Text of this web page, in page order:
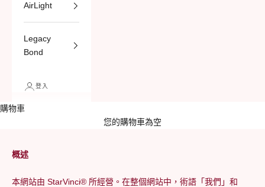
AirLight
Legacy
Bond
登入
購物車
您的購物車為空
概述
本網站由 StarVinci® 所經營。在整個網站中，術語「我們」和